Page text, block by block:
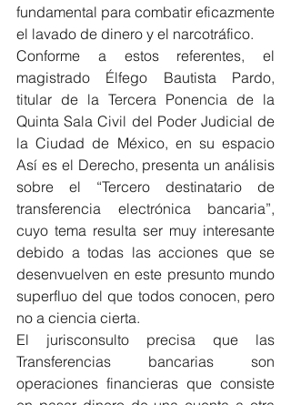
fundamental para combatir eficazmente
el lavado de dinero y el narcotráfico.
Conforme a estos referentes, el
magistrado Élfego Bautista Pardo,
titular de la Tercera Ponencia de la
Quinta Sala Civil del Poder Judicial de
la Ciudad de México, en su espacio
Así es el Derecho, presenta un análisis
sobre el “Tercero destinatario de
transferencia electrónica bancaria”,
cuyo tema resulta ser muy interesante
debido a todas las acciones que se
desenvuelven en este presunto mundo
superfluo del que todos conocen, pero
no a ciencia cierta.
El jurisconsulto precisa que las
Transferencias bancarias son
operaciones financieras que consiste